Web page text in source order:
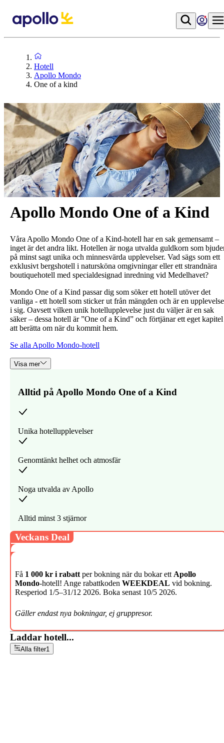
Hotell
Apollo Mondo
One of a kind
Apollo Mondo One of a Kind
Våra Apollo Mondo One of a Kind-hotell har en sak gemensamt –
inget är det andra likt. Hotellen är noga utvalda guldkorn som
på minst sagt unika och minnesvärda upplevelser. Vad sägs som ett
exklusivt bergshotell i natursköna omgivningar eller ett strandnära
boutiquehotell med specialdesignad inredning vid Medelhavet?
Mondo One of a Kind passar dig som söker ett hotell utöver det
vanliga - ett hotell som sticker ut från mängden och är en upplevelse
i sig. Oavsett vilken unik hotellupplevelse just du väljer är en sak
säker – dessa hotell är ”One of a Kind” och förtjänar ett eget kapitel
att berätta om när du kommit hem.
Se alla Apollo Mondo-hotell
Visa mer
Alltid på Apollo Mondo One of a Kind
Unika hotellupplevelser
Genomtänkt helhet och atmosfär
Noga utvalda av Apollo
Alltid minst 3 stjärnor
Veckans Deal
Få 1 000 kr i rabattper bokning när du bokar ettApollo
Mondo-hotell! Ange rabattkoden WEEKDEAL vid bokning.
Resperiod 1/5–31/12 2026. Boka senast 10/5 2026.
Gäller endast nya bokningar, ej gruppresor.
Laddar hotell...
Alla filter1